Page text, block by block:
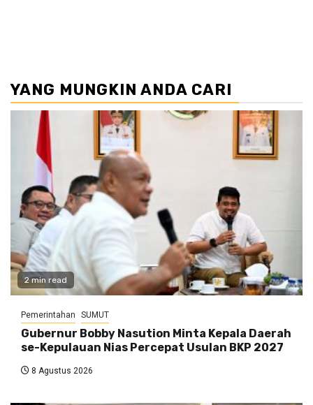
YANG MUNGKIN ANDA CARI
2 min read
Pemerintahan SUMUT
Gubernur Bobby Nasution Minta Kepala Daerah
se-Kepulauan Nias Percepat Usulan BKP 2027
8 Agustus 2026